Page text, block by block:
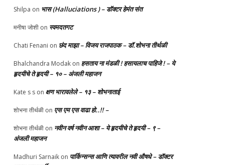
Shilpa on भास (Halluciations ) – डॉक्टर हेमंत संत
मनीषा जोशी on स्वमदतगट
Chati Fenani on छंद माझा – विजय राजपाठक – डॉ.शोभना तीर्थळी
Bhalchandra Modak on हसताय ना मंडळी‌ ! हसायलाच पाहिजे ! – ये
हृदयीचे ते हृदयी – १० – अंजली महाजन
Kate s s on क्षण भारावलेले – १३ – शोभनाताई
शोभना तीर्थळी on एस एम एस वाढा हो..!! –
शोभना तीर्थळी on नवीन वर्ष नवीन आशा – ये हृदयीचे ते हृदयी – ९ –
अंजली महाजन
Madhuri Sarnaik on पार्किन्सन्स आणि त्यावरील नवी औषधे – डॉक्टर